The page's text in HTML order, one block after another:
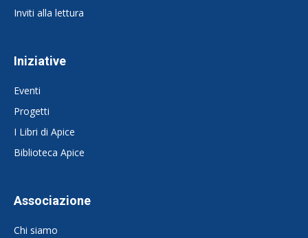
Inviti alla lettura
Iniziative
Eventi
Progetti
I Libri di Apice
Biblioteca Apice
Associazione
Chi siamo